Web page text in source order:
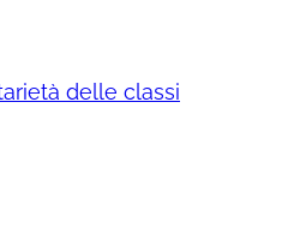
delle classi